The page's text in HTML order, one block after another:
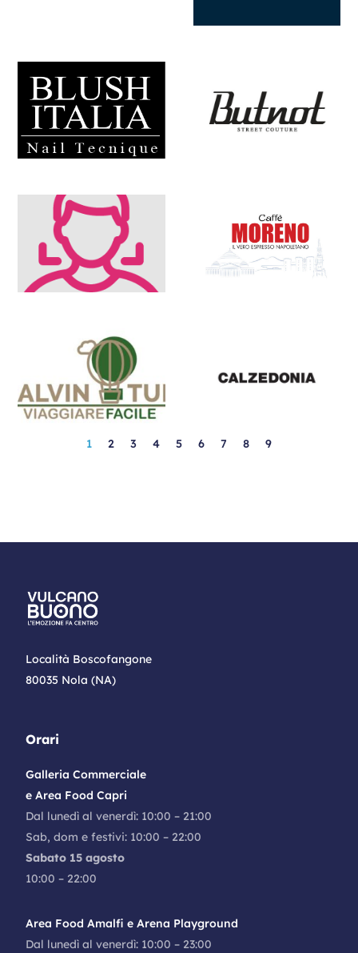
COTTON & SILK
Abbigliamento Uomo e Donna, Bambino & Intimo
DALISE PARRUCCHIERI
Bellezza, Salute, Regalo
Abbigliamento Uomo e Donna, Bambino & Intimo
DIRETTA CALCIO
DONE’E
DONNA SERAFINA
Ristoranti, Fast Food, Bar
DORABELLA
Abbigliamento Uomo e Donna, Bambino & Intimo
EL TACO
EQUIVALENZA
Bellezza, Salute, Regalo
Bricolage, Elettrodomestici, Hi-Fi
EXTASY
Abbigliamento Uomo e Donna, Bambino & Intimo
FASTWEB
Aree Promozionali
FOOT LOCKER
1 2 3 4 5 6 7 8 9
Località Boscofangone
80035 Nola (NA)
Orari
Galleria Commerciale
e Area Food Capri
Dal lunedì al venerdì: 10:00 – 21:00
Sab, dom e festivi: 10:00 – 22:00
Sabato 15 agosto
10:00 – 22:00
Area Food Amalfi e Arena Playground
Dal lunedì al venerdì: 10:00 – 23:00